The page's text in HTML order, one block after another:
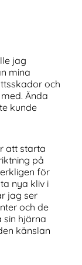
jag
mina
och
Ända
kunde
att starta
på
för
nya kliv i
jag ser
och de
sin hjärna
känslan